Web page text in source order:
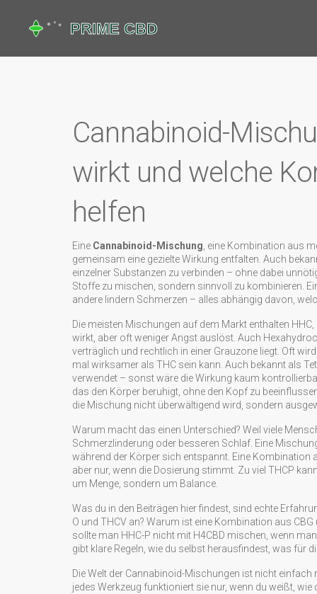
Cannabinoid-
wirkt und welche
helfen
Eine Cannabinoid-Mischung eine Kombination aus
gemeinsam eine gezielte Wirkung entfalten . Auch
einzelner Substanzen zu verbinden – ohne dabei
Stoffe zu mischen, sondern sinnvoll zu kombinieren.
andere lindern Schmerzen – alles abhängig davon,
Die meisten Mischungen auf dem Markt enthalten HHC
wirkt, aber oft weniger Angst auslöst . Auch
verträglich und rechtlich in einer Grauzone liegt. Oft
mal wirksamer als THC sein kann . Auch bekannt als
verwendet – sonst wäre die Wirkung kaum
das den Körper beruhigt, ohne den Kopf zu
die Mischung nicht überwältigend wird, sondern
Warum macht das einen Unterschied? Weil viele
Schmerzlinderung oder besseren Schlaf. Eine
während der Körper sich entspannt. Eine Kombination
aber nur, wenn die Dosierung stimmt. Zu viel THCP
um Menge, sondern um Balance.
Was du in den Beiträgen hier findest, sind echte
O und THCV an? Warum ist eine Kombination aus
sollte man HHC-P nicht mit H4CBD mischen, wenn
gibt klare Regeln, wie du selbst herausfindest, was für
Die Welt der Cannabinoid-Mischungen ist nicht
jedes Werkzeug funktioniert sie nur, wenn du weißt,